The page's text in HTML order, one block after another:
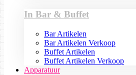
In Bar & Buffet
Bar Artikelen
Bar Artikelen Verkoop
Buffet Artikelen
Buffet Artikelen Verkoop
Apparatuur